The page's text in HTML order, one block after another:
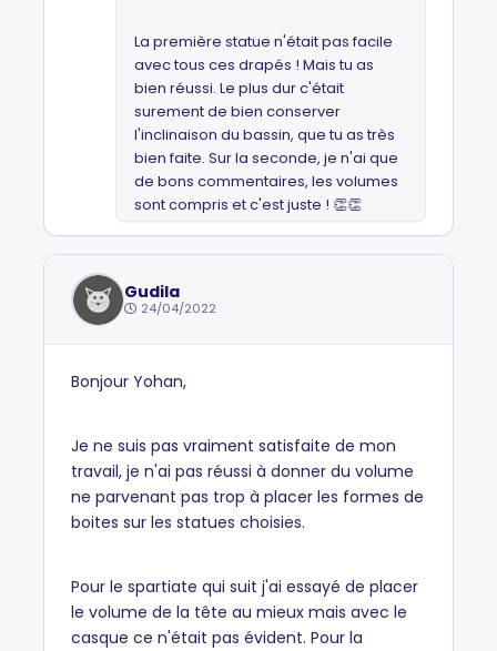
La première statue n'était pas facile
avec tous ces drapés ! Mais tu as
bien réussi. Le plus dur c'était
surement de bien conserver
l'inclinaison du bassin, que tu as très
bien faite. Sur la seconde, je n'ai que
de bons commentaires, les volumes
sont compris et c'est juste ! 👏👏
Gudila
24/04/2022
Bonjour Yohan,
Je ne suis pas vraiment satisfaite de mon
travail, je n'ai pas réussi à donner du volume
ne parvenant pas trop à placer les formes de
boites sur les statues choisies.
Pour le spartiate qui suit j'ai essayé de placer
le volume de la tête au mieux mais avec le
casque ce n'était pas évident. Pour la